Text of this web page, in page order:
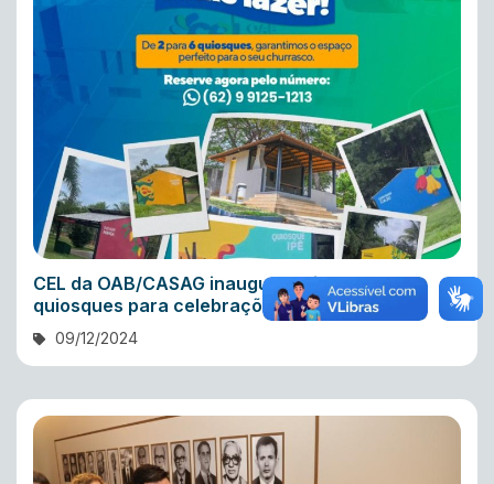
CEL da OAB/CASAG inaugura seis novos
quiosques para celebrações
09/12/2024